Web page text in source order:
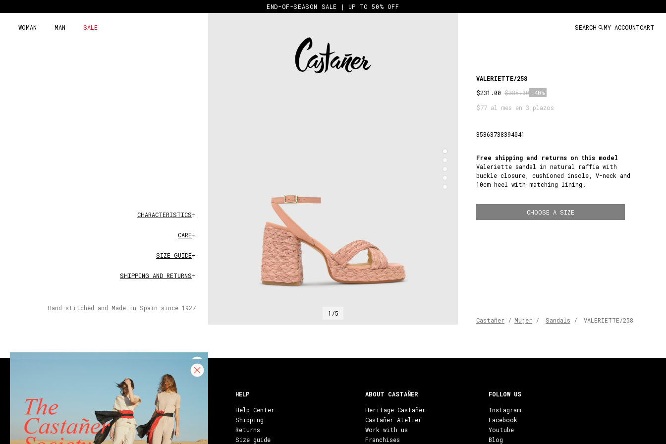
to
END-OF-SEASON SALE | UP TO 50% OFF
WOMAN MAN SALE SEARCH MY ACCOUNTCART
CHARACTERISTICS+
CARE+
SIZE GUIDE+
SHIPPING AND RETURNS+
Hand-stitched and Made in Spain since 1927
1/5
VALERIETTE/258
$231.00 $385.00 -40%
$77 al mes en 3 plazos
35363738394041
Free shipping and returns on this model
Valeriette sandal in natural raffia with
buckle closure, cushioned insole, V-neck and
10cm heel with matching lining.
CHOOSE A SIZE
Castañer / Mujer / Sandals / VALERIETTE/258
CONTACT
Email
Chat
HELP
Help Center
Shipping
Returns
Size guide
ABOUT CASTAÑER
Heritage Castañer
Castañer Atelier
Work with us
Franchises
FOLLOW US
Instagram
Facebook
Youtube
Blog